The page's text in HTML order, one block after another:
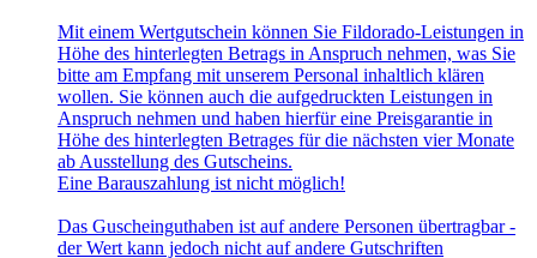
Mit einem Wertgutschein können Sie Fildorado-Leistungen in
Höhe des hinterlegten Betrags in Anspruch nehmen, was Sie
bitte am Empfang mit unserem Personal inhaltlich klären
wollen. Sie können auch die aufgedruckten Leistungen in
Anspruch nehmen und haben hierfür eine Preisgarantie in
Höhe des hinterlegten Betrages für die nächsten vier Monate
ab Ausstellung des Gutscheins.
Eine Barauszahlung ist nicht möglich!
Das Guscheinguthaben ist auf andere Personen übertragbar -
der Wert kann jedoch nicht auf andere Gutschriften